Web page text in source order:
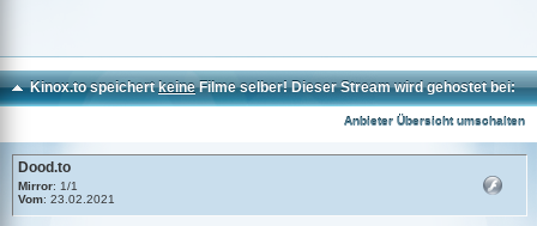
Kinox.to speichertkeineFilme selber! Dieser Stream wird gehostet bei:
Anbieter Übersicht umschalten
Dood.to
Mirror: 1/1
Vom: 23.02.2021